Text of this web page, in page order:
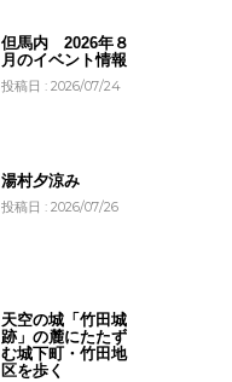
但馬内 2026年８
月のイベント情報
投稿日 : 2026/07/24
湯村夕涼み
投稿日 : 2026/07/26
天空の城「竹田城
跡」の麓にたたず
む城下町・竹田地
区を歩く